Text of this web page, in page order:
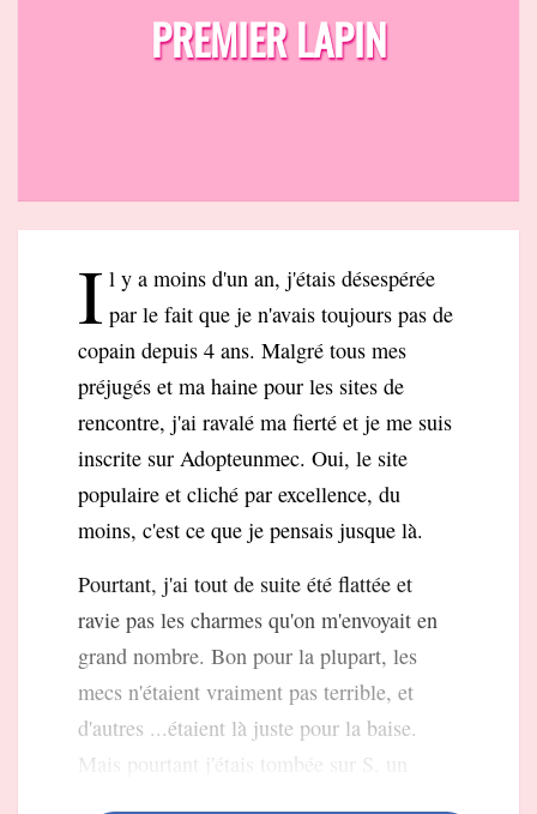
PREMIER LAPIN
I l y a moins d'un an, j'étais désespérée
par le fait que je n'avais toujours pas de
copain depuis 4 ans. Malgré tous mes
préjugés et ma haine pour les sites de
rencontre, j'ai ravalé ma fierté et je me suis
inscrite sur Adopteunmec. Oui, le site
populaire et cliché par excellence, du
moins, c'est ce que je pensais jusque là.
Pourtant, j'ai tout de suite été flattée et
ravie pas les charmes qu'on m'envoyait en
grand nombre. Bon pour la plupart, les
mecs n'étaient vraiment pas terrible, et
d'autres ...étaient là juste pour la baise.
Mais pourtant j'étais tombée sur S, un